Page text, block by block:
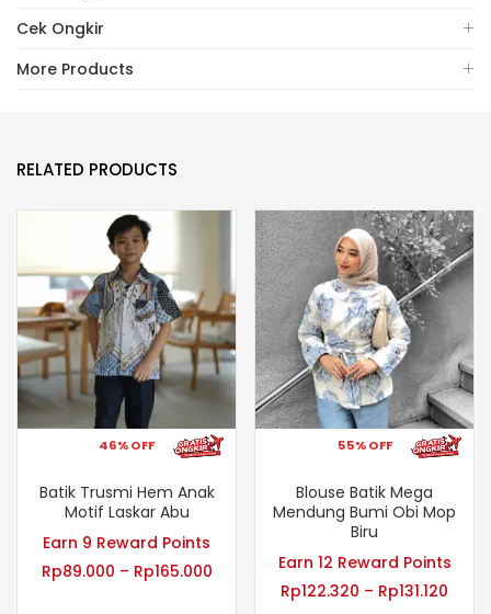
Cek Ongkir
More Products
RELATED PRODUCTS
46% OFF
Batik Trusmi Hem Anak
Motif Laskar Abu
Earn 9 Reward Points
Rp89.000 – Rp165.000
55% OFF
Blouse Batik Mega
Mendung Bumi Obi Mop
Biru
Earn 12 Reward Points
Rp122.320 – Rp131.120